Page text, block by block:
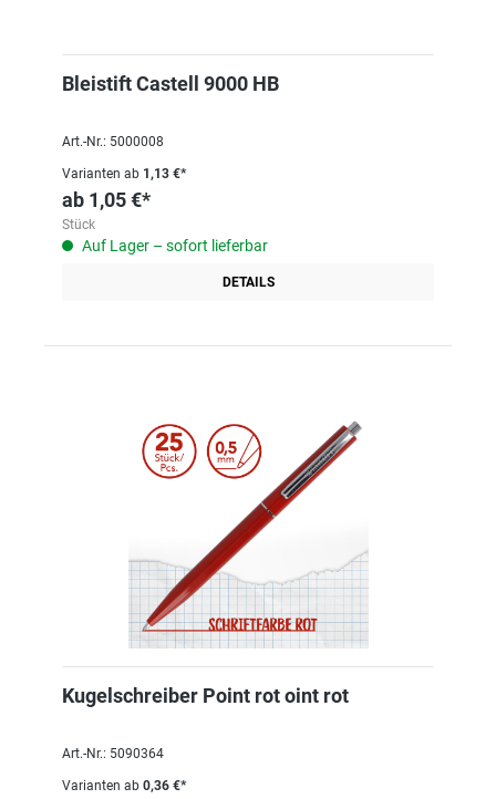
Bleistift Castell 9000 HB
Art.-Nr.: 5000008
Varianten ab 1,13 €*
ab 1,05 €*
Stück
Auf Lager – sofort lieferbar
DETAILS
Kugelschreiber Point rot oint rot
Art.-Nr.: 5090364
Varianten ab 0,36 €*